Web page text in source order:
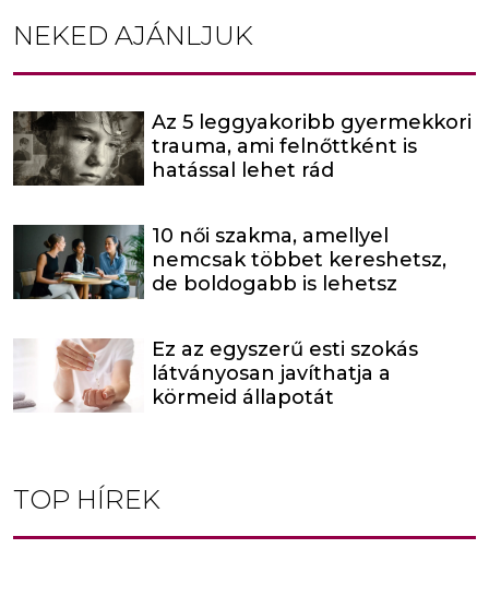
NEKED AJÁNLJUK
Az 5 leggyakoribb gyermekkori
trauma, ami felnőttként is
hatással lehet rád
10 női szakma, amellyel
nemcsak többet kereshetsz,
de boldogabb is lehetsz
Ez az egyszerű esti szokás
látványosan javíthatja a
körmeid állapotát
TOP HÍREK